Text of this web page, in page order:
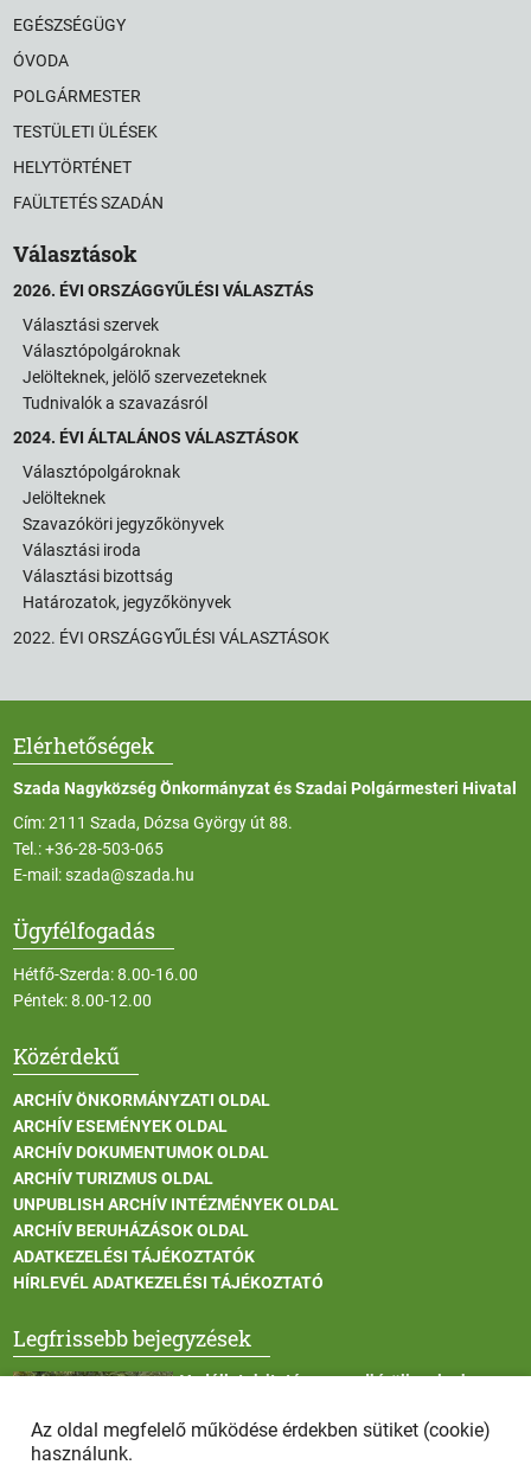
EGÉSZSÉGÜGY
ÓVODA
POLGÁRMESTER
TESTÜLETI ÜLÉSEK
HELYTÖRTÉNET
FAÜLTETÉS SZADÁN
Választások
2026. ÉVI ORSZÁGGYŰLÉSI VÁLASZTÁS
Választási szervek
Választópolgároknak
Jelölteknek, jelölő szervezeteknek
Tudnivalók a szavazásról
2024. ÉVI ÁLTALÁNOS VÁLASZTÁSOK
Választópolgároknak
Jelölteknek
Szavazóköri jegyzőkönyvek
Választási iroda
Választási bizottság
Határozatok, jegyzőkönyvek
2022. ÉVI ORSZÁGGYŰLÉSI VÁLASZTÁSOK
Elérhetőségek
Szada Nagyközség Önkormányzat és Szadai Polgármesteri Hivatal
Cím: 2111 Szada, Dózsa György út 88.
Tel.:+36-28-503-065
E-mail:szada@szada.hu
Ügyfélfogadás
Hétfő-Szerda: 8.00-16.00
Péntek: 8.00-12.00
Közérdekű
ARCHÍV ÖNKORMÁNYZATI OLDAL
ARCHÍV ESEMÉNYEK OLDAL
ARCHÍV DOKUMENTUMOK OLDAL
ARCHÍV TURIZMUS OLDAL
UNPUBLISH ARCHÍV INTÉZMÉNYEK OLDAL
ARCHÍV BERUHÁZÁSOK OLDAL
ADATKEZELÉSI TÁJÉKOZTATÓK
HÍRLEVÉL ADATKEZELÉSI TÁJÉKOZTATÓ
Legfrissebb bejegyzések
Vadállatok itatása a rendkívüli melegben
Az oldal megfelelő működése érdekben sütiket (cookie)
használunk.